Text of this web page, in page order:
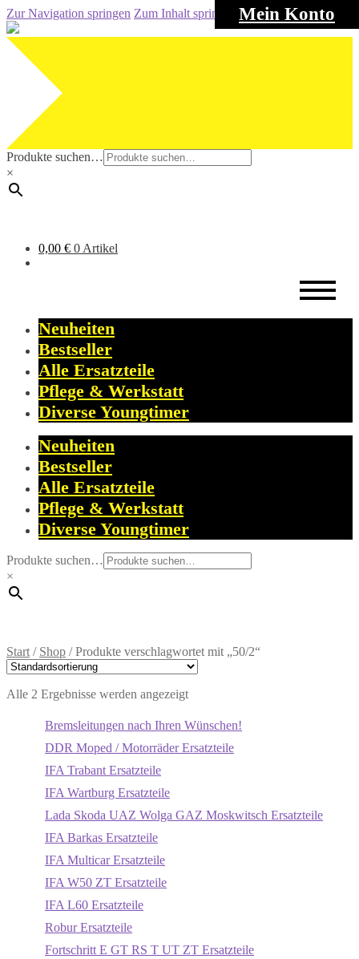
Mein Konto
Zur Navigation springen Zum Inhalt springen
Produkte suchen…
×
0,00 € 0 Artikel
Neuheiten
Bestseller
Alle Ersatzteile
Pflege & Werkstatt
Diverse Youngtimer
Neuheiten
Bestseller
Alle Ersatzteile
Pflege & Werkstatt
Diverse Youngtimer
Produkte suchen…
×
Start / Shop /Produkte verschlagwortet mit „50/2“
Alle 2 Ergebnisse werden angezeigt
Bremsleitungen nach Ihren Wünschen!
DDR Moped / Motorräder Ersatzteile
IFA Trabant Ersatzteile
IFA Wartburg Ersatzteile
Lada Skoda UAZ Wolga GAZ Moskwitsch Ersatzteile
IFA Barkas Ersatzteile
IFA Multicar Ersatzteile
IFA W50 ZT Ersatzteile
IFA L60 Ersatzteile
Robur Ersatzteile
Fortschritt E GT RS T UT ZT Ersatzteile